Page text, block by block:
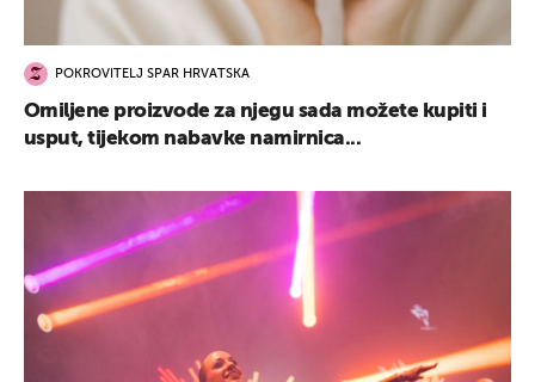
POKROVITELJ SPAR HRVATSKA
Omiljene proizvode za njegu sada možete kupiti i
usput, tijekom nabavke namirnica...